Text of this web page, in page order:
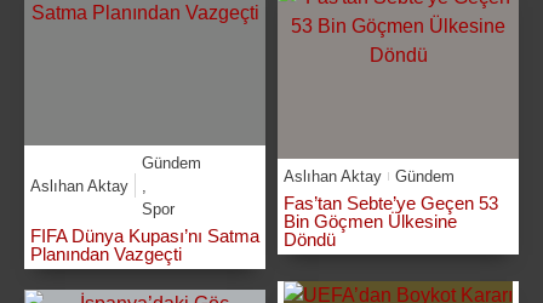
Aslıhan Aktay
Gündem
Spor
FIFA Dünya Kupası’nı Satma
Planından Vazgeçti
Aslıhan Aktay Gündem
Fas’tan Sebte’ye Geçen 53
Bin Göçmen Ülkesine
Döndü